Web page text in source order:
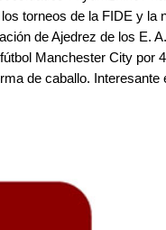
torneos de la FIDE y la
de Ajedrez de los E.
Manchester City por
de caballo. Interesante